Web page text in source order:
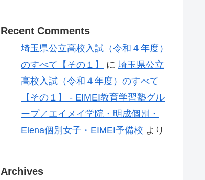
Recent Comments
埼玉県公立高校入試（令和４年度）
のすべて【その１】
に 埼玉県公立
高校入試（令和４年度）のすべて
【その１】 - EIMEI教育学習塾グル
ープ／エイメイ学院・明成個別・
Elena個別女子・EIMEI予備校 より
Archives